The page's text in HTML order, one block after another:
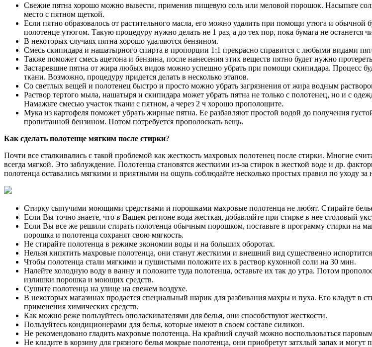
Свежие пятна хорошо можно вывести, применив пищевую соль или меловой порошок. Насыпьте соль
место с пятном щеткой.
Если пятно образовалось от растительного масла, его можно удалить при помощи утюга и обычной
полотенце утюгом. Такую процедуру нужно делать не 1 раз, а до тех пор, пока бумага не останется
В некоторых случаях пятна хорошо удаляются бензином.
Смесь скипидара и нашатырного спирта в пропорции 1:1 прекрасно справится с любыми видами
Также поможет смесь ацетона и бензина, после нанесения этих веществ пятно будет нужно
Застаревшие пятна от жира любых видов можно успешно убрать при помощи скипидара. Процесс
ткани. Возможно, процедуру придется делать в несколько этапов.
Со светлых вещей и полотенец быстро и просто можно убрать загрязнения от жира водным
Раствор тертого мыла, нашатыря и скипидара может убрать пятна не только с полотенец, но и с
Намажьте смесью участок ткани с пятном, а через 2 ч хорошо прополощите.
Мука из картофеля поможет убрать жирные пятна. Ее разбавляют простой водой до получения
пропитанной бензином. Потом потребуется прополоскать вещь.
Как сделать полотенце мягким после стирки?
Почти все сталкивались с такой проблемой как жесткость махровых полотенец после стирки. Многие
всегда мягкой. Это заблуждение. Полотенца становятся жесткими из-за стирок в жесткой воде и др.
полотенца оставались мягкими и приятными на ощупь соблюдайте несколько простых правил по уходу за
Стирку сыпучими моющими средствами и порошками махровые полотенца не любят. Стирайте
Если Вы точно знаете, что в Вашем регионе вода жесткая, добавляйте при стирке в нее столовый
Если Вы все же решили стирать полотенца обычным порошком, поставьте в программу стирки на
порошка и полотенца сохранят свою мягкость.
Не стирайте полотенца в режиме экономии воды и на больших оборотах.
Нельзя кипятить махровые полотенца, они станут жесткими и внешний вид существенно
Чтобы полотенца стали мягкими и пушистыми положите их в раствор кухонной соли на 30 мин.
Налейте холодную воду в ванну и положите туда полотенца, оставьте их так до утра. Потом
излишки порошка и моющих средств.
Сушите полотенца на улице на свежем воздухе.
В некоторых магазинах продается специальный шарик для разбивания махры и пуха. Его кладут в
применения химических средств.
Как можно реже пользуйтесь ополаскивателями для белья, они способствуют жесткости.
Пользуйтесь кондиционерами для белья, которые имеют в своем составе силикон.
Не рекомендовано гладить махровые полотенца. На крайний случай можно воспользоваться
Не кладите в корзину для грязного белья мокрые полотенца, они приобретут затхлый запах и